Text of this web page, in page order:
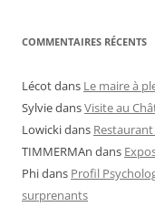
COMMENTAIRES RÉCENTS
Lécotdans Le maire à
SylviedansVisite au
Lowickidans Restaurant
TIMMERMAn dans
Phidans Profil
surprenants